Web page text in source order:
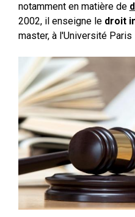
notamment en matière de
2002, il enseigne le droit
master, à l'Université Paris